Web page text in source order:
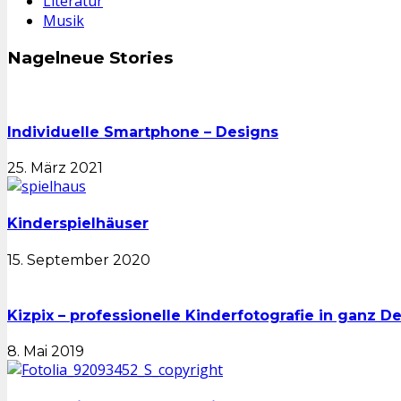
Musik
Nagelneue Stories
Individuelle Smartphone – Designs
25. März 2021
Kinderspielhäuser
15. September 2020
Kizpix – professionelle Kinderfotografie in ganz
8. Mai 2019